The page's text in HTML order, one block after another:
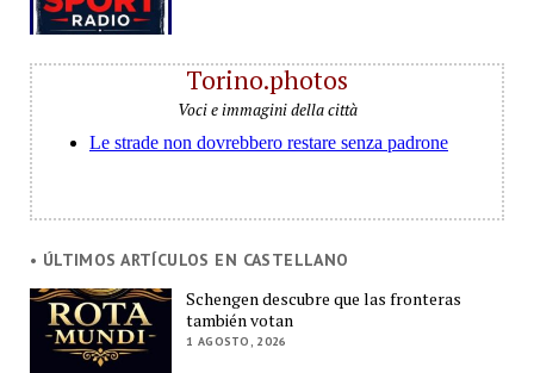
Torino.photos
Voci e immagini della città
• ÚLTIMOS ARTÍCULOS EN CASTELLANO
Schengen descubre que las fronteras
también votan
1 AGOSTO, 2026